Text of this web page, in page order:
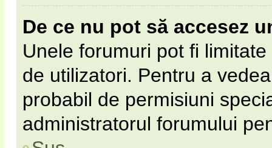
De ce nu pot să accesez
Unele forumuri pot fi
de utilizatori. Pentru a
probabil de permisiuni
administratorul forumului